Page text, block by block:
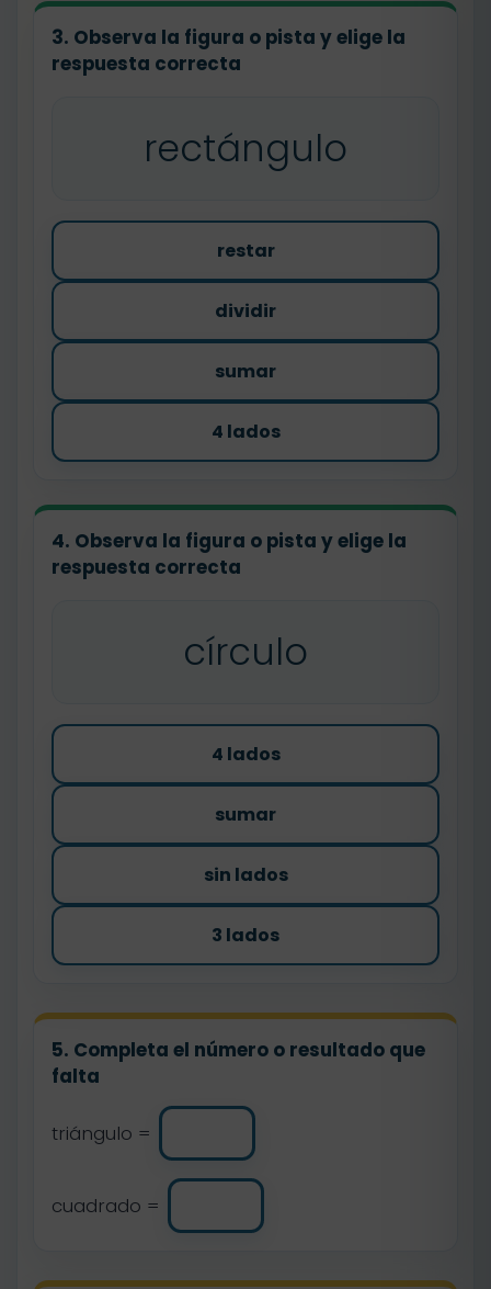
3. Observa la figura o pista y elige la
respuesta correcta
rectángulo
restar
dividir
sumar
4 lados
4. Observa la figura o pista y elige la
respuesta correcta
círculo
4 lados
sumar
sin lados
3 lados
5. Completa el número o resultado que
falta
triángulo =
cuadrado =